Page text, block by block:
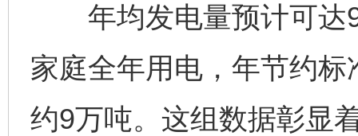
年均发电量预计可达
家庭全年用电，年节约
约9万吨。这组数据彰显